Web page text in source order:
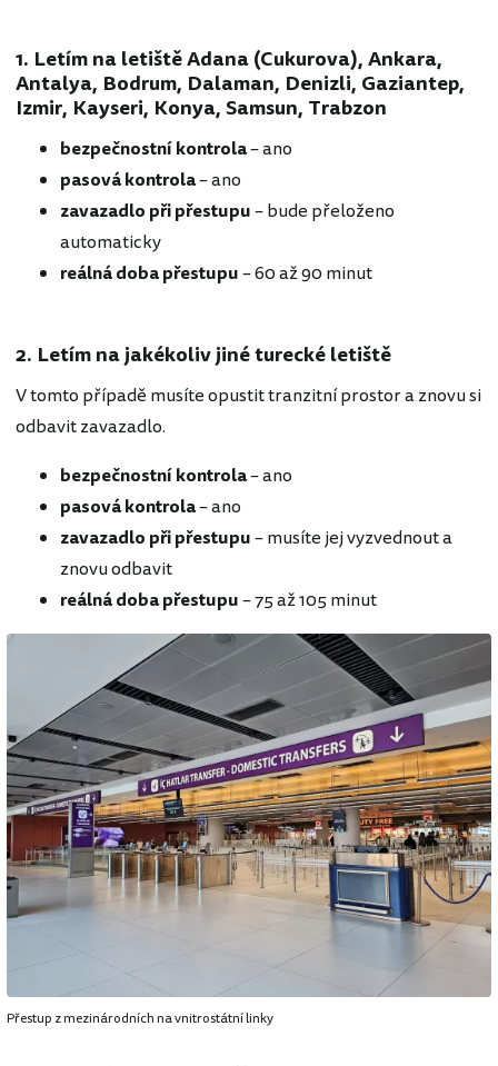
1. Letím na letiště Adana (Cukurova), Ankara,
Antalya, Bodrum, Dalaman, Denizli, Gaziantep,
Izmir, Kayseri, Konya, Samsun, Trabzon
bezpečnostní kontrola– ano
pasová kontrola– ano
zavazadlo při přestupu– bude přeloženo
automaticky
reálná doba přestupu– 60 až 90 minut
2. Letím na jakékoliv jiné turecké letiště
V tomto případě musíte opustit tranzitní prostor a znovu si
odbavit zavazadlo.
bezpečnostní kontrola– ano
pasová kontrola– ano
zavazadlo při přestupu– musíte jej vyzvednout a
znovu odbavit
reálná doba přestupu– 75 až 105 minut
Přestup z mezinárodních na vnitrostátní linky